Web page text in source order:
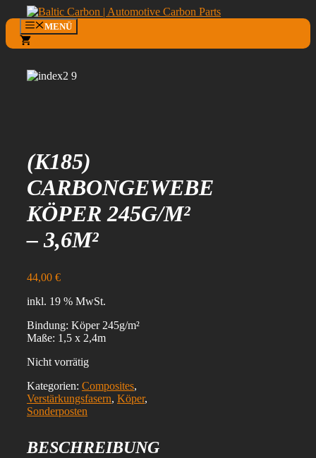
Inhalt
springen
MENÜ
(K185)
CARBONGEWEBE
KÖPER 245G/M²
– 3,6M²
44,00 €
inkl. 19 % MwSt.
Bindung: Köper 245g/m²
Maße: 1,5 x 2,4m
Nicht vorrätig
Kategorien: Composites,
Verstärkungsfasern, Köper,
Sonderposten
BESCHREIBUNG